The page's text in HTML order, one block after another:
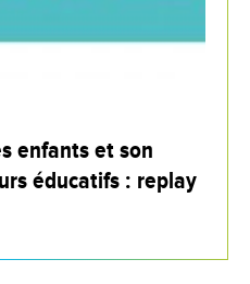
enfants et son
éducatifs : replay